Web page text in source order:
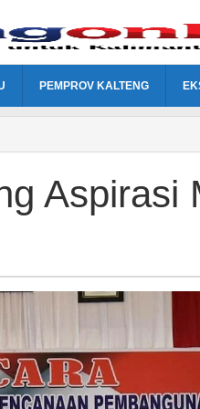
PEMPROV KALTENG
Aspirasi